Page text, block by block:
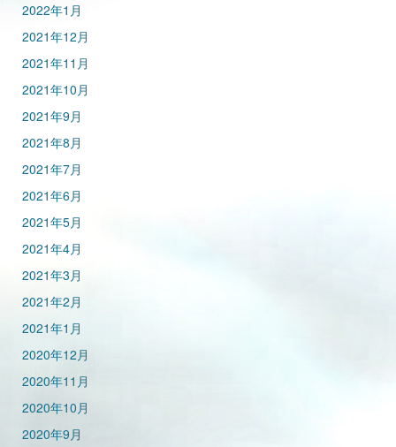
2022年1月
2021年12月
2021年11月
2021年10月
2021年9月
2021年8月
2021年7月
2021年6月
2021年5月
2021年4月
2021年3月
2021年2月
2021年1月
2020年12月
2020年11月
2020年10月
2020年9月